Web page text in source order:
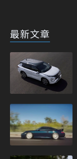
最新文章